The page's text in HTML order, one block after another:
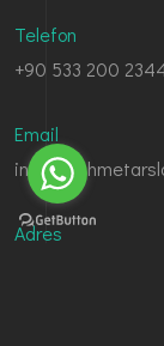
Telefon
+90 533 200
Email
Adres